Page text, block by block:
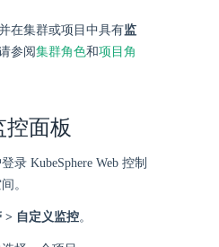
在集群或项目中具有监
参阅集群角色和项目角
控面板
录 KubeSphere Web 控制
。
> 自定义监控。